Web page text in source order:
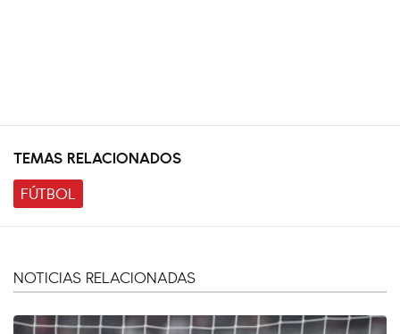
TEMAS RELACIONADOS
FÚTBOL
NOTICIAS RELACIONADAS